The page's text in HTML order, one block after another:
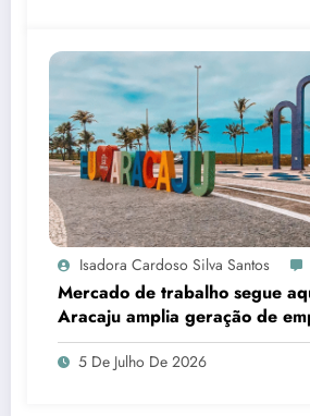
Isadora Cardoso Silva Santos
Mercado de trabalho segue
Aracaju amplia geração de
formais
5 De Julho De 2026